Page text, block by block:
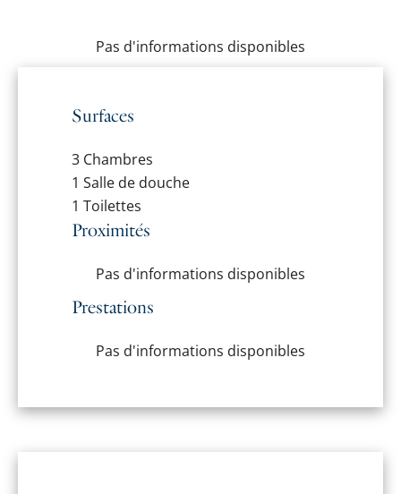
Pas d'informations disponibles
Surfaces
3 Chambres
1 Salle de douche
1 Toilettes
Proximités
Pas d'informations disponibles
Prestations
Pas d'informations disponibles